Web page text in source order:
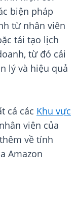
biện pháp
từ nhân viên
tái tạo lịch
từ đó cải
lý và hiệu quả
cả các Khu vực
viên của
về tính
Amazon